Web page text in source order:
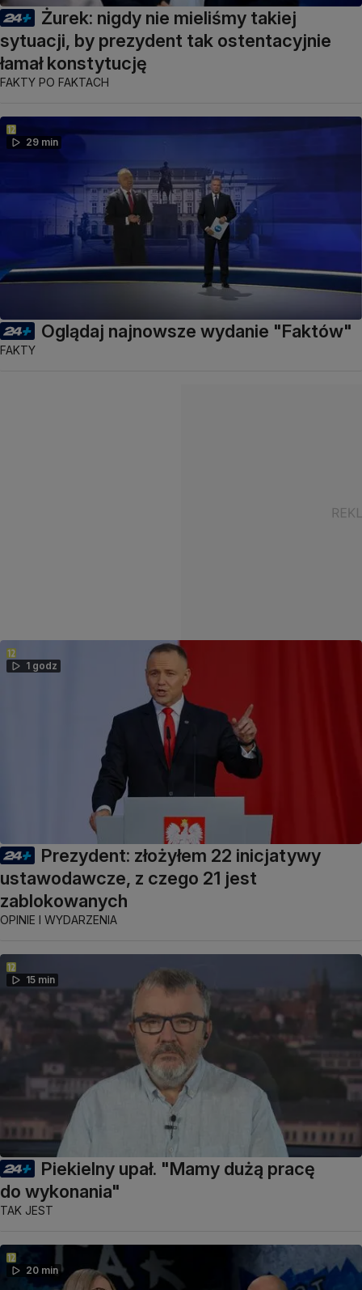
Żurek: nigdy nie mieliśmy takiej
sytuacji, by prezydent tak ostentacyjnie
łamał konstytucję
FAKTY PO FAKTACH
29 min
Oglądaj najnowsze wydanie "Faktów"
FAKTY
1 godz
Prezydent: złożyłem 22 inicjatywy
ustawodawcze, z czego 21 jest
zablokowanych
OPINIE I WYDARZENIA
15 min
Piekielny upał. "Mamy dużą pracę
do wykonania"
TAK JEST
20 min